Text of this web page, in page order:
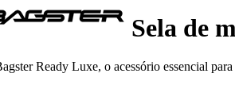
Sela de
Ready Luxe, o acessório essencial